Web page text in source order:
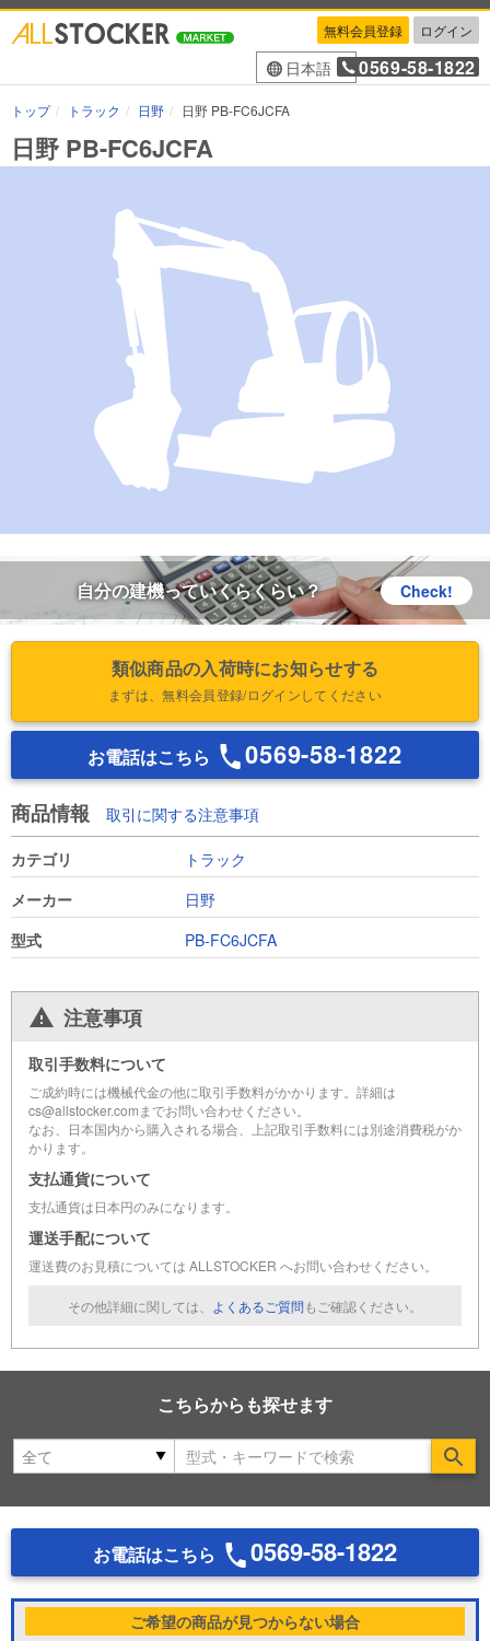
無料会員登録 ログイン
日本語 0569-58-1822
トップ トラック 日野 日野 PB-FC6JCFA
日野 PB-FC6JCFA
自分の建機っていくらくらい？ Check!
類似商品の入荷時にお知らせする
まずは、無料会員登録/ログインしてください
お電話はこちら 0569-58-1822
商品情報 取引に関する注意事項
カテゴリ
トラック
メーカー
日野
型式
PB-FC6JCFA
注意事項
取引手数料について
ご成約時には機械代金の他に取引手数料がかかります。詳細は
cs@allstocker.comまでお問い合わせください。
なお、日本国内から購入される場合、上記取引手数料には別途消費税がか
かります。
支払通貨について
支払通貨は日本円のみになります。
運送手配について
運送費のお見積については ALLSTOCKER へお問い合わせください。
その他詳細に関しては、 よくあるご質問もご確認ください。
こちらからも探せます
お電話はこちら 0569-58-1822
ご希望の商品が見つからない場合